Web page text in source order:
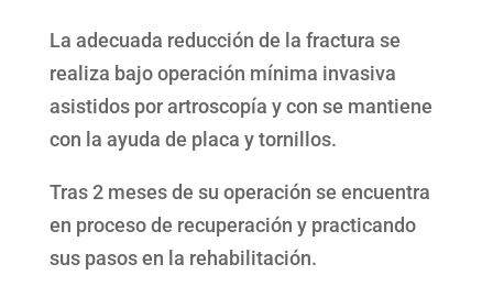
La adecuada reducción de la fractura se
realiza bajo operación mínima invasiva
asistidos por artroscopía y con se mantiene
con la ayuda de placa y tornillos.
Tras 2 meses de su operación se encuentra
en proceso de recuperación y practicando
sus pasos en la rehabilitación.